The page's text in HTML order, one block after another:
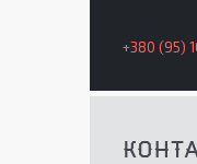
+380 (95)